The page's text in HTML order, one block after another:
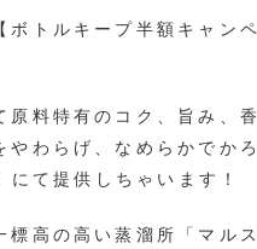
トルキープ半額キャン
料特有のコク、旨み、
わらげ、なめらかでか
て提供しちゃいます！
高の高い蒸溜所「マルス